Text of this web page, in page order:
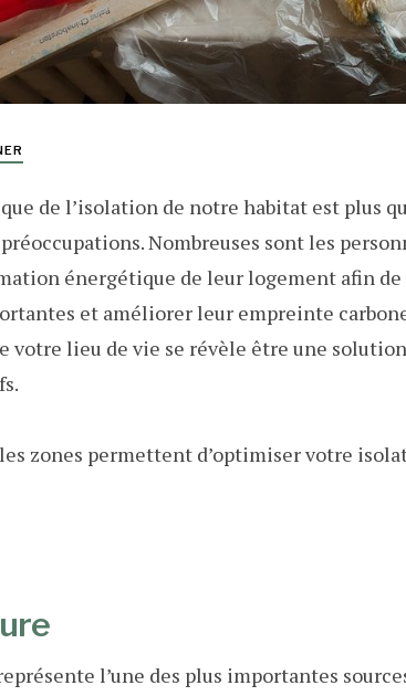
de l’isolation de notre habitat est plus
Nombreuses sont les
énergétique de leur logement afin
et améliorer leur empreinte
votre lieu de vie se révèle être une
zones permettent d’optimiser votre
l’une des plus importantes